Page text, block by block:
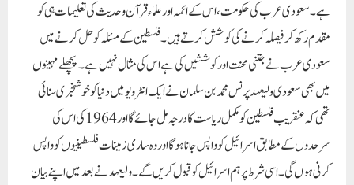
ہے۔ سعودی عرب کی حکومت، اس کے ائمہ اور علماء قرآن وحدیث کی تعلیمات ہی کو
مقدم رکھ کر فیصلہ کرنے کی کوشش کرتے ہیں۔ فلسطین کے مسئلہ کو حل کرنے میں
سعودی عرب نے جتنی محنت اور کوششیں کی ہے اس کی مثال نہیں ہے۔ پچھلے مہینوں
میں بھی سعودی ولیعہد پرنس محمد بن سلمان نے ایک انٹرویو میں دنیا کو خوشخبری سنائی
تھی کہ عنقریب فلسطین کو مکمل ریاست کا درجہ مل جائے گا اور 1964 کی اس کی
سرحدوں کے مطابق اسرائیل کو واپس جانا ہوگا اور وہ ساری زمینات فلسطینیوں کو واپس
کرنی ہوں گی۔ اسی شرط پر ہم اسرائیل کو قبول کریں گے۔ ولیعہد نے بعد میں اپنے بیان